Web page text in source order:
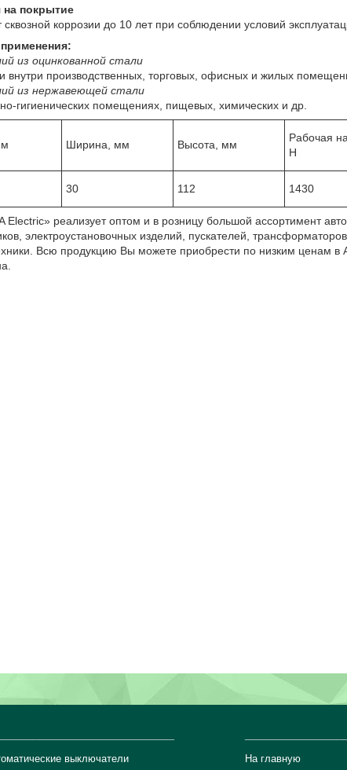
на покрытие
сквозной коррозии до 10 лет при соблюдении условий
из оцинкованной стали
внутри производственных, торговых, офисных и жилых
из нержавеющей стали
гигиенических помещениях, пищевых, химических и др.
Ширина, мм Высота, мм
Рабочая
Н
30 112 1430
Electric» реализует оптом и в розницу большой ассортимент
электроустановочных изделий, пускателей,
Всю продукцию Вы можете приобрести по низким ценам в
выключатели
На главную